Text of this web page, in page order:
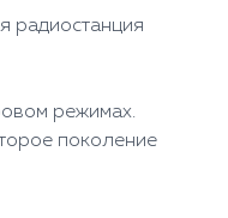
радиостанция
режимах.
поколение